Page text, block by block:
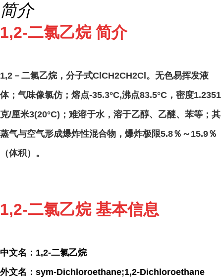
简介
1,2-二氯乙烷 简介
1,2－二氯乙烷 ，分子式ClCH2CH2Cl。无色易挥发液
体 ；气味像氯仿；熔点-35.3°C,沸点83.5°C， 密度1.2351
克/厘米3(20°C)；难溶于水，溶于乙醇、乙醚、苯等；其
蒸气与空气形成爆炸性混合物，爆炸极限5.8％～15.9％
（体积）。
1,2-二氯乙烷 基本信息
中文名：1,2-二氯乙烷
外文名：sym-Dichloroethane;1,2-Dichloroethane